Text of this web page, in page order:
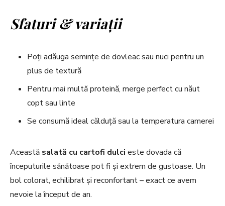
Sfaturi & variații
Poți adăuga semințe de dovleac sau nuci pentru un
plus de textură
Pentru mai multă proteină, merge perfect cu năut
copt sau linte
Se consumă ideal călduță sau la temperatura camerei
Această salată cu cartofi dulci este dovada că
începuturile sănătoase pot fi și extrem de gustoase. Un
bol colorat, echilibrat și reconfortant – exact ce avem
nevoie la început de an.